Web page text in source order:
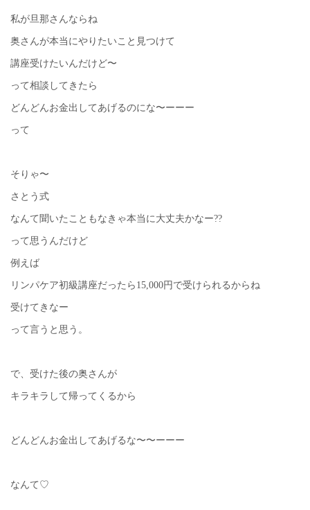
私が旦那さんならね
奥さんが本当にやりたいこと見つけて
講座受けたいんだけど〜
って相談してきたら
どんどんお金出してあげるのにな〜ーーー
って
そりゃ〜
さとう式
なんて聞いたこともなきゃ本当に大丈夫かなー??
って思うんだけど
例えば
リンパケア初級講座だったら15,000円で受けられるからね
受けてきなー
って言うと思う。
で、受けた後の奥さんが
キラキラして帰ってくるから
どんどんお金出してあげるな〜〜ーーー
なんて♡